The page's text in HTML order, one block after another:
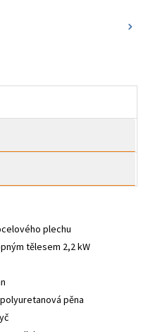
plechu
tělesem 2,2 kW
pěna